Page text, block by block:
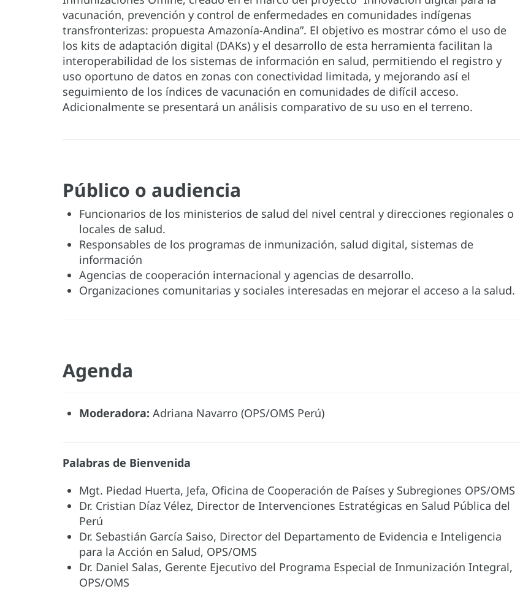
vacunación, prevención y control de enfermedades en comunidades indígenas
transfronterizas: propuesta Amazonía-Andina”. El objetivo es mostrar cómo el uso de
los kits de adaptación digital (DAKs) y el desarrollo de esta herramienta facilitan la
interoperabilidad de los sistemas de información en salud, permitiendo el registro y
uso oportuno de datos en zonas con conectividad limitada, y mejorando así el
seguimiento de los índices de vacunación en comunidades de difícil acceso.
Adicionalmente se presentará un análisis comparativo de su uso en el terreno.
Público o audiencia
Funcionarios de los ministerios de salud del nivel central y direcciones regionales o
locales de salud.
Responsables de los programas de inmunización, salud digital, sistemas de
información
Agencias de cooperación internacional y agencias de desarrollo.
Organizaciones comunitarias y sociales interesadas en mejorar el acceso a la salud.
Agenda
Moderadora: Adriana Navarro (OPS/OMS Perú)
Palabras de Bienvenida
Mgt. Piedad Huerta, Jefa, Oficina de Cooperación de Países y Subregiones OPS/OMS
Dr. Cristian Díaz Vélez, Director de Intervenciones Estratégicas en Salud Pública del
Perú
Dr. Sebastián García Saiso, Director del Departamento de Evidencia e Inteligencia
para la Acción en Salud, OPS/OMS
Dr. Daniel Salas, Gerente Ejecutivo del Programa Especial de Inmunización Integral,
OPS/OMS